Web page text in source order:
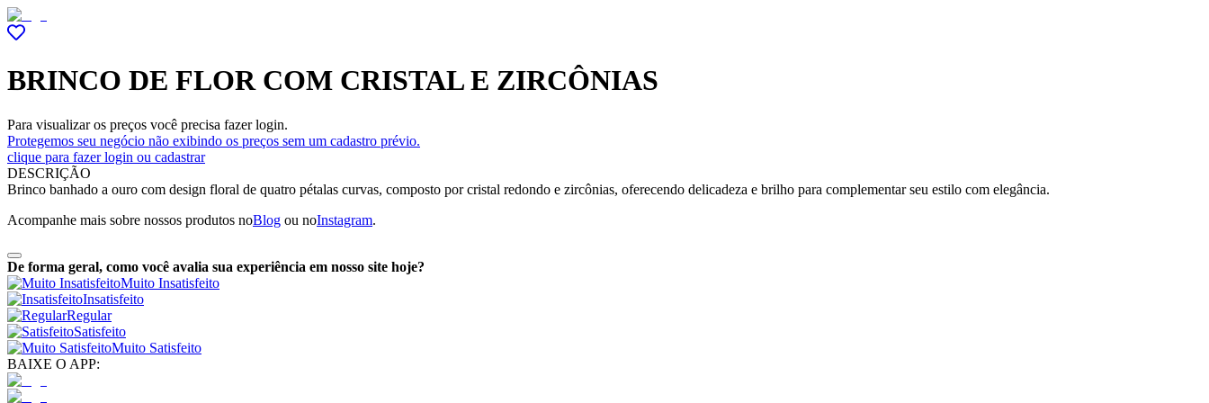
BRINCO DE FLOR COM CRISTAL E ZIRCÔNIAS
Para visualizar os preços você precisa fazer login.
Protegemos seu negócio não exibindo os preços sem um cadastro prévio.
clique para fazer login ou cadastrar
DESCRIÇÃO
Brinco banhado a ouro com design floral de quatro pétalas curvas, composto por cristal redondo e zircônias, oferecendo delicadeza e brilho para complementar seu estilo com elegância.
Acompanhe mais sobre nossos produtos noBlog ou noInstagram.
De forma geral, como você avalia sua experiência em nosso site hoje?
Muito Insatisfeito
Insatisfeito
Regular
Satisfeito
Muito Satisfeito
BAIXE O APP: